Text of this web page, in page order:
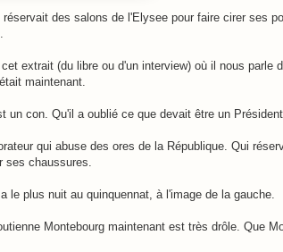
des salons de l'Elysee pour faire cirer ses
extrait (du libre ou d'un interview) où il nous parle
maintenant.
un con. Qu'il a oublié ce que devait être un
qui abuse des ores de la République. Qui
ses chaussures.
le plus nuit au quinquennat, à l'image de la gauche.
Montebourg maintenant est très drôle. Que